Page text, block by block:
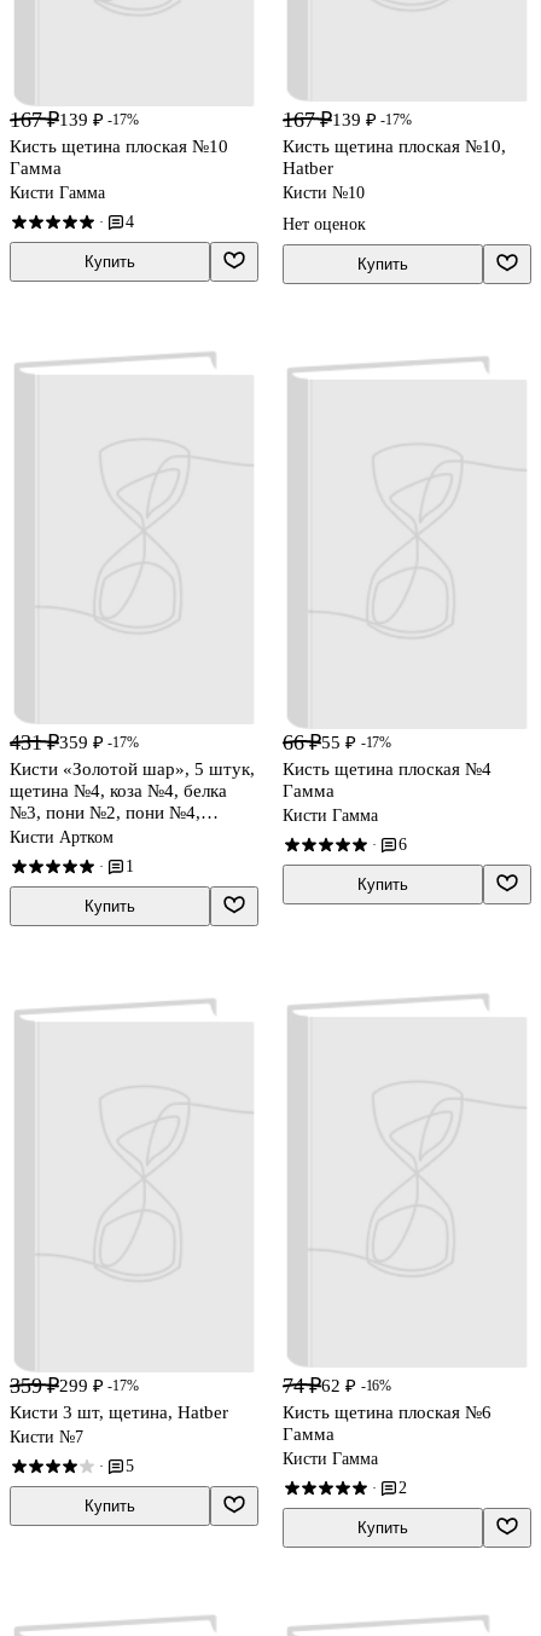
167 ₽139 ₽ -17%
Кисть щетина плоская №10
Гамма
Кисти Гамма
· 4
Купить
167 ₽139 ₽ -17%
Кисть щетина плоская №10,
Hatber
Кисти №10
Нет оценок
Купить
431 ₽359 ₽ -17%
Кисти «Золотой шар», 5 штук,
щетина №4, коза №4, белка
№3, пони №2, пони №4,
Артком
Кисти Артком
· 1
Купить
66 ₽55 ₽ -17%
Кисть щетина плоская №4
Гамма
Кисти Гамма
· 6
Купить
359 ₽299 ₽ -17%
Кисти 3 шт, щетина, Hatber
Кисти №7
· 5
Купить
74 ₽62 ₽ -16%
Кисть щетина плоская №6
Гамма
Кисти Гамма
· 2
Купить